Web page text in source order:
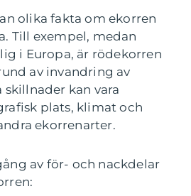
olika fakta om ekorren
Till exempel, medan
i Europa, är rödekorren
av invandring av
skillnader kan vara
plats, klimat och
ekorrenarter.
av för- och nackdelar